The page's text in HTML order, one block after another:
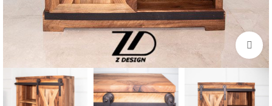
بزرگنمایی تصویر